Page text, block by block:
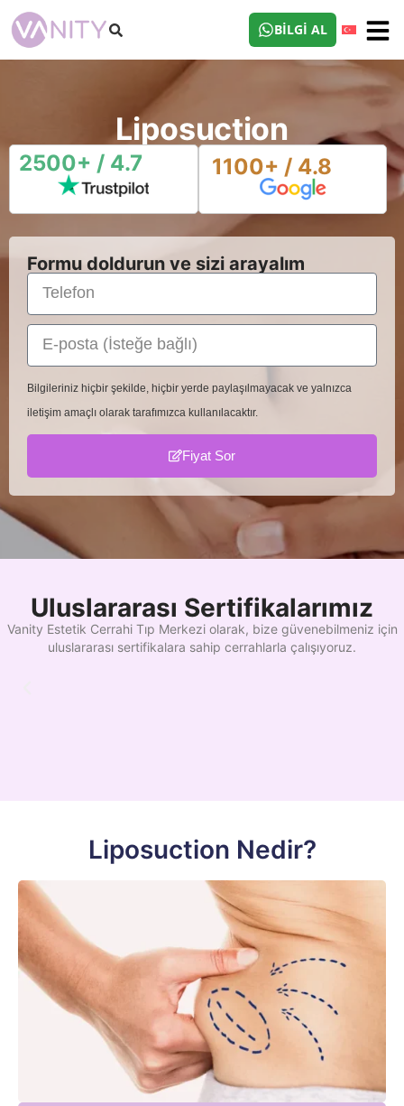
BILGI AL
Liposuction
2500+ / 4.7 1100+ / 4.8
Formu doldurun ve sizi arayalım
Bilgileriniz hiçbir şekilde, hiçbir yerde paylaşılmayacak ve yalnızca
iletişim amaçlı olarak tarafımızca kullanılacaktır.
Fiyat Sor
Uluslararası Sertifikalarımız
Vanity Estetik Cerrahi Tıp Merkezi olarak, bize güvenebilmeniz için
uluslararası sertifikalara sahip cerrahlarla çalışıyoruz.
Liposuction Nedir?